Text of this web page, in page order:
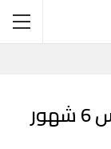
لو سمحت ممكن تتجوزني بس 6 شهور